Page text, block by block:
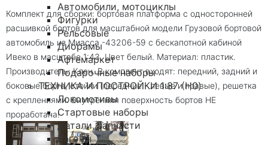
Автомобили, мотоциклы
Фигурки
Рельсовые
Диорамы
Афтемаркет
Подарочные наборы
ТЕХНИКА И ПОСТРОЙКИ 1:87 (H0)
Локомотивы
Стартовые наборы
Детали, запчасти
Вагоны
Комплект для сборки: бортовая платформа с односторонней
расшивкой бортов для масштабной модели Грузовой бортовой
автомобиль из Миасса -43206-59 с бескапотной кабиной
Ивеко в масштабе 1:43. Цвет белый. Материал: пластик.
Производитель: Клен. В комплект входят: передний, задний и
боковые борта, стойки (передние - левые и правые), решетка
с креплениями. Внутренняя поверхность бортов НЕ
проработана!